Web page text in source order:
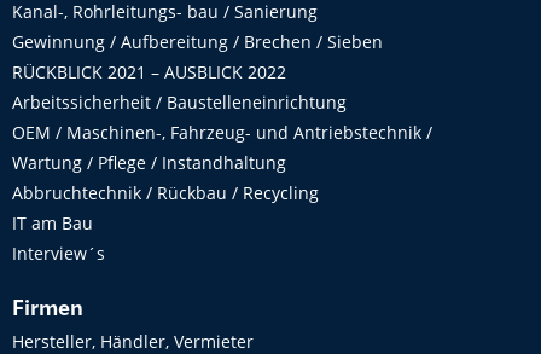
Kanal-, Rohrleitungs- bau / Sanierung
Gewinnung / Aufbereitung / Brechen / Sieben
RÜCKBLICK 2021 – AUSBLICK 2022
Arbeitssicherheit / Baustelleneinrichtung
OEM / Maschinen-, Fahrzeug- und Antriebstechnik /
Wartung / Pflege / Instandhaltung
Abbruchtechnik / Rückbau / Recycling
IT am Bau
Interview´s
Firmen
Hersteller, Händler, Vermieter